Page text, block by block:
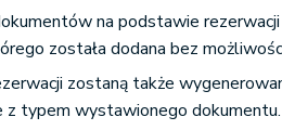
na podstawie
została dodana bez
zostaną także
z typem wystawionego